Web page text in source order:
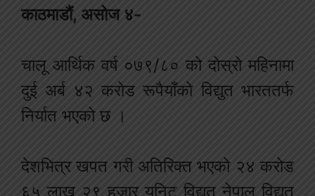
काठमाडौं, असोज ४-
चालू आर्थिक वर्ष ०७९/८० को दोस्रो महिनामा
दुई अर्ब ४२ करोड रूपैयाँको विद्युत भारततर्फ
निर्यात भएको छ ।
देशभित्र खपत गरी अतिरिक्त भएको २४ करोड
६५ लाख २९ हजार युनिट विद्युत नेपाल विद्युत